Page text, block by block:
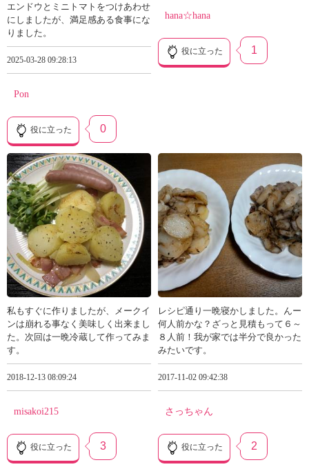
エンドウとミニトマトをつけあわせ
にしましたが、満足感ある食事にな
りました。
2025-03-28 09:28:13
Pon
役に立った 0
hana☆hana
役に立った 1
私もすぐに作りましたが、メークイ
ンは崩れる事なく美味しく出来まし
た。次回は一晩冷蔵して作ってみま
す。
2018-12-13 08:09:24
misakoi215
役に立った 3
レシピ通り一晩寝かしました。んー
何人前かな？ざっと見積もって６～
８人前！我が家では半分で良かった
みたいです。
2017-11-02 09:42:38
さっちゃん
役に立った 2